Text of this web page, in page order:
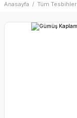
Anasayfa Tüm Tesbihler